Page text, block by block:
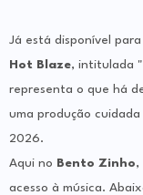
Já está disponível
Hot Blaze, intitulada "
representa o que há
uma produção
2026.
Aqui no Bento Zinho,
acesso à música.